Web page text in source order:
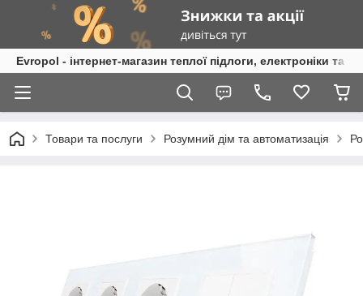
Evropol - інтернет-магазин теплої підлоги, електроніки та
Товари та послуги Розумний дім та автоматизація